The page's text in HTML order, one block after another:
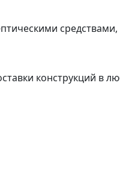
конструкций в